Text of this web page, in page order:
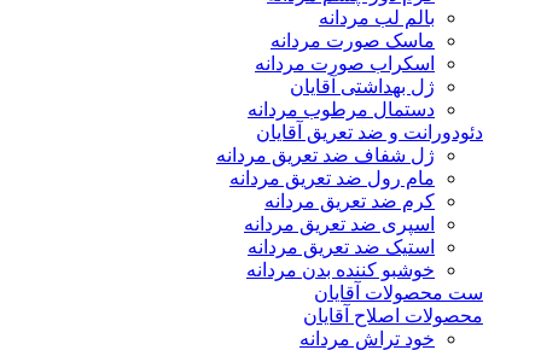
بالم لب مردانه
ماسک صورت مردانه
اسکراب صورت مردانه
ژل بهداشتی آقایان
دستمال مرطوب مردانه
دئودورانت و ضد تعریق آقایان
ژل شفاف ضد تعریق مردانه
مام رول ضد تعریق مردانه
کرم ضد تعریق مردانه
اسپری ضد تعریق مردانه
استیک ضد تعریق مردانه
خوشبو کننده بدن مردانه
ست محصولات آقایان
محصولات اصلاح آقایان
خود تراش مردانه